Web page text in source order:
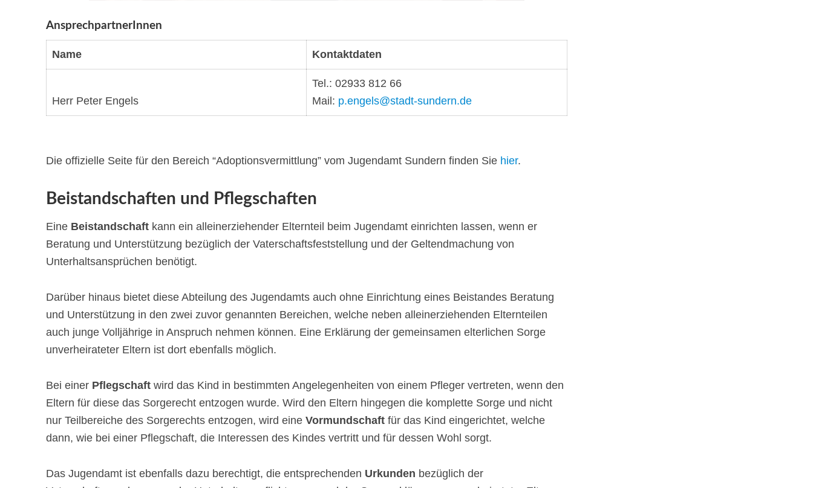
AnsprechpartnerInnen
Name Kontaktdaten
Herr Peter Engels
Tel.: 02933 812 66
Mail: p.engels@stadt-sundern.de
Die offizielle Seite für den Bereich “Adoptionsvermittlung” vom Jugendamt Sundern finden Sie hier.
Beistandschaften und Pflegschaften
Eine Beistandschaftkann ein alleinerziehender Elternteil beim Jugendamt einrichten lassen, wenn er
Beratung und Unterstützung bezüglich der Vaterschaftsfeststellung und der Geltendmachung von
Unterhaltsansprüchen benötigt.
Darüber hinaus bietet diese Abteilung des Jugendamts auch ohne Einrichtung eines Beistandes Beratung
und Unterstützung in den zwei zuvor genannten Bereichen, welche neben alleinerziehenden Elternteilen
auch junge Volljährige in Anspruch nehmen können. Eine Erklärung der gemeinsamen elterlichen Sorge
unverheirateter Eltern ist dort ebenfalls möglich.
Bei einer Pflegschaftwird das Kind in bestimmten Angelegenheiten von einem Pfleger vertreten, wenn den
Eltern für diese das Sorgerecht entzogen wurde. Wird den Eltern hingegen die komplette Sorge und nicht
nur Teilbereiche des Sorgerechts entzogen, wird eine Vormundschaftfür das Kind eingerichtet, welche
dann, wie bei einer Pflegschaft, die Interessen des Kindes vertritt und für dessen Wohl sorgt.
Das Jugendamt ist ebenfalls dazu berechtigt, die entsprechenden Urkunden bezüglich der